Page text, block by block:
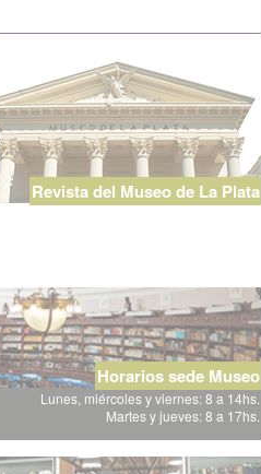
Revista del Museo de La Plata
Horarios sede Museo
Lunes, miércoles y viernes: 8 a 14hs.
Martes y jueves: 8 a 17hs.